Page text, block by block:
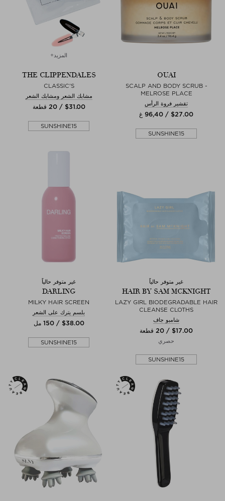
OUAI
SCALP AND BODY SCRUB -
MELROSE PLACE
تقشير فروة الرأس
$‌27.00 / 96,40 غ
SUNSHINE15
المزيد+
THE CLIPPENDALES
CLASSIC'S
مشابك الشعر ومشابك الشعر
$‌31.00 / 20 قطعة
SUNSHINE15
غير متوفر حالياً
HAIR BY SAM MCKNIGHT
LAZY GIRL BIODEGRADABLE HAIR
CLEANSE CLOTHS
شامبو جاف
$‌17.00 / 20 قطعة
حصري
SUNSHINE15
غير متوفر حالياً
DARLING
MILKY HAIR SCREEN
بلسم يترك على الشعر
$‌38.00 / 150 مل
SUNSHINE15